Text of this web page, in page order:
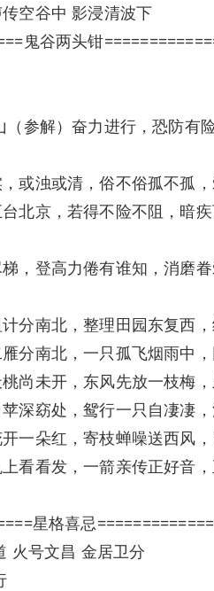
空谷中 影浸清波下
鬼谷两头钳
参解）奋力进行，恐防有险
或浊或清，俗不俗孤不孤
北京，若得不险不阻，暗
，登高力倦有谁知，消磨
分南北，整理田园东复西
分南北，一只孤飞烟雨中
尚未开，东风先放一枝梅
深窈处，鸳行一只自凄凄
一朵红，寄枝蝉噪送西风
看看发，一箭亲传正好音
星格喜忌
火号文昌 金居卫分